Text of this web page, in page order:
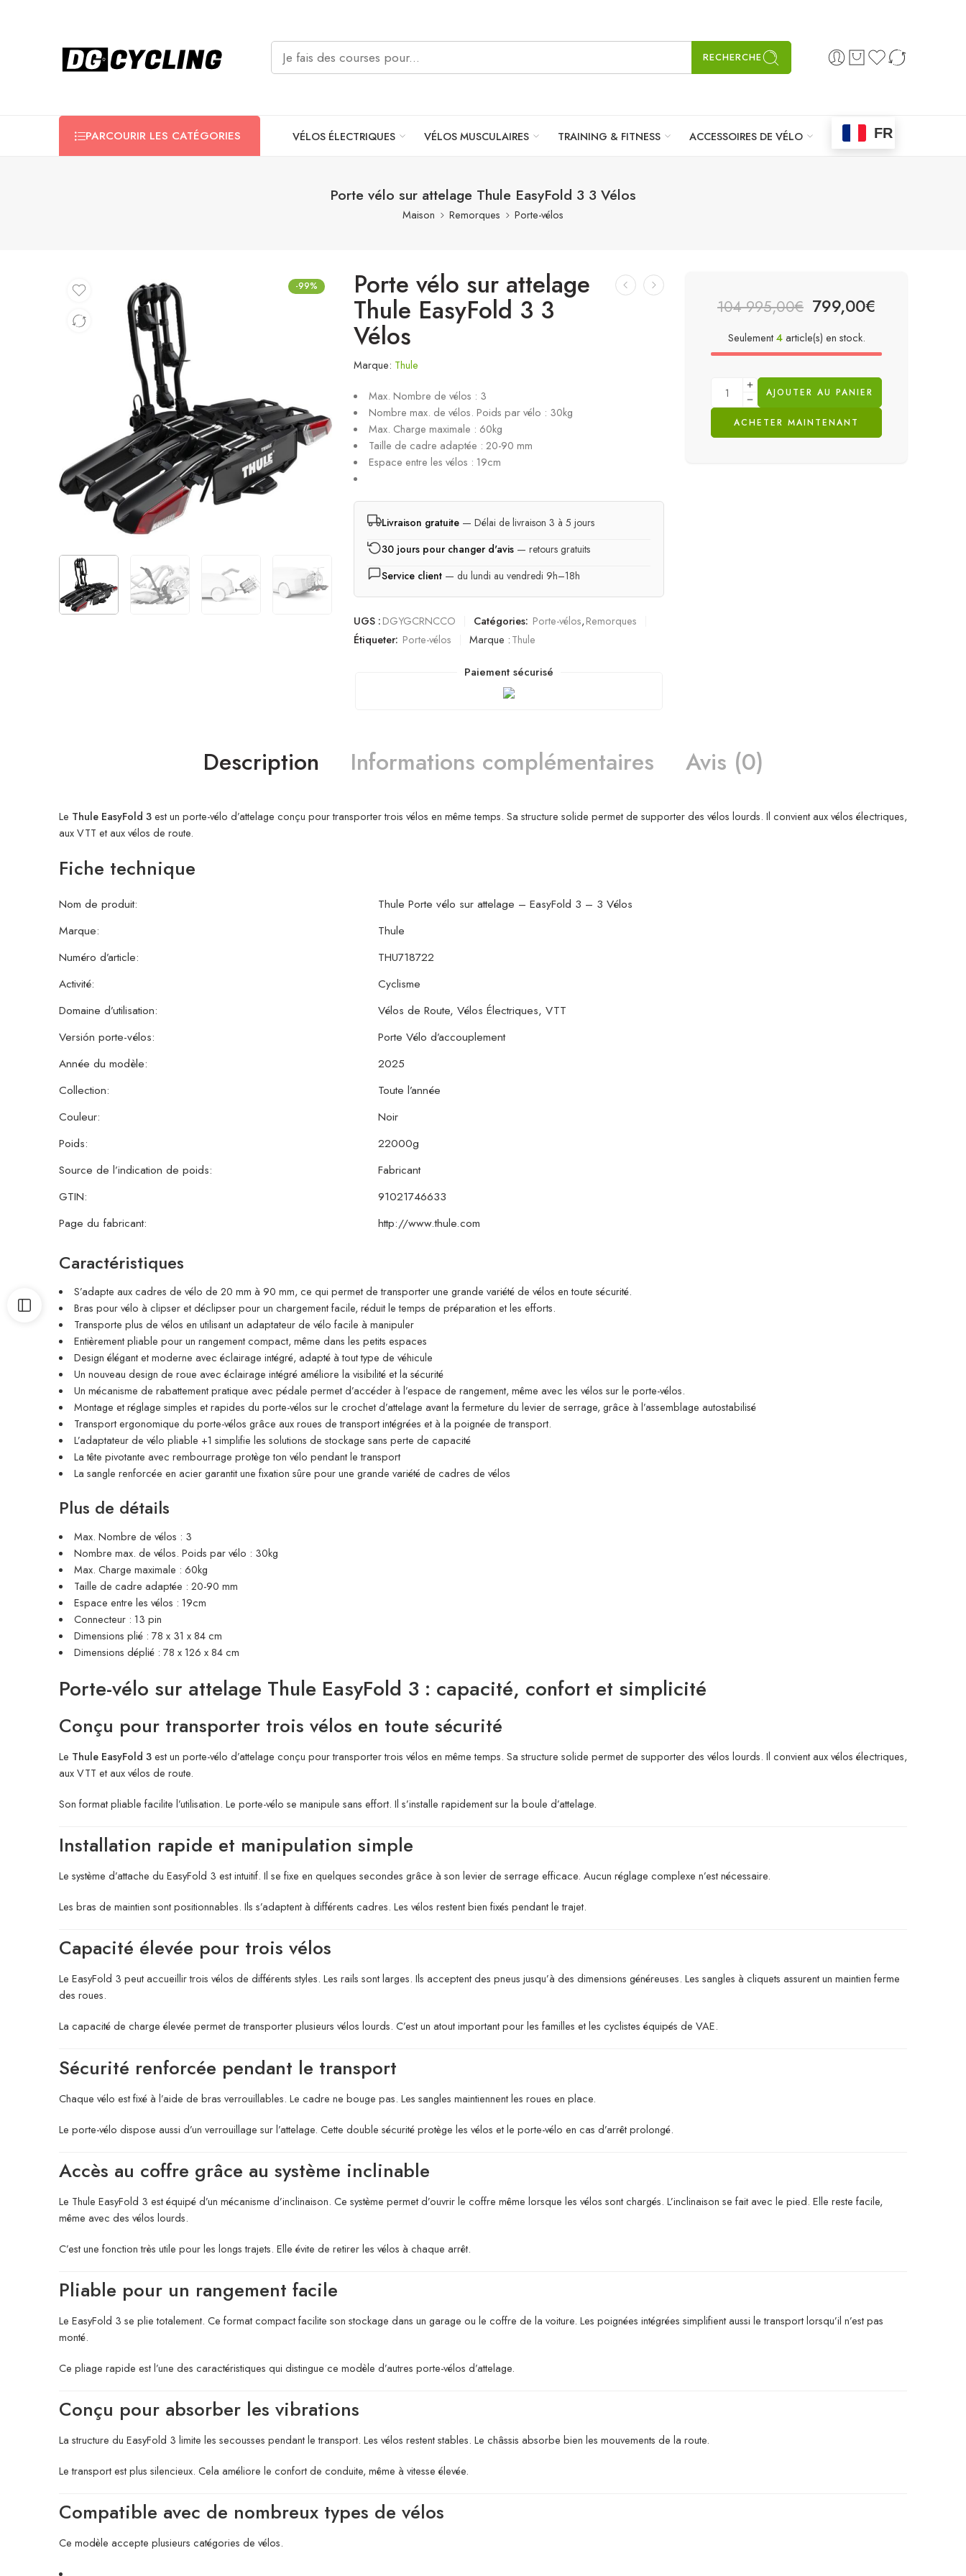
RECHERCHE
PARCOURIR LES CATÉGORIES VÉLOS ÉLECTRIQUES VÉLOS MUSCULAIRES TRAINING & FITNESS ACCESSOIRES DE VÉLO FR
Porte vélo sur attelage Thule EasyFold 3 3 Vélos
Maison Remorques Porte-vélos
-99% Porte vélo sur attelage
Thule EasyFold 3 3
Vélos
Marque: Thule
Max. Nombre de vélos : 3
Nombre max. de vélos. Poids par vélo : 30kg
Max. Charge maximale : 60kg
Taille de cadre adaptée : 20-90 mm
Espace entre les vélos : 19cm
Livraison gratuite — Délai de livraison 3 à 5 jours
30 jours pour changer d'avis — retours gratuits
Service client — du lundi au vendredi 9h–18h
UGS :DGYGCRNCCO Catégories: Porte-vélos,Remorques
Étiqueter: Porte-vélos Marque :Thule
Paiement sécurisé
104 995,00€ 799,00€
Seulement4article(s) en stock.
AJOUTER AU PANIER
ACHETER MAINTENANT
Description Informations complémentaires Avis (0)
Le Thule EasyFold 3est un porte-vélo d’attelage conçu pour transporter trois vélos en même temps. Sa structure solide permet de supporter des vélos lourds. Il convient aux vélos électriques,
aux VTT et aux vélos de route.
Fiche technique
Nom de produit:
Thule Porte vélo sur attelage – EasyFold 3 – 3 Vélos
Marque:
Thule
Numéro d’article:
THU718722
Activité:
Cyclisme
Domaine d’utilisation:
Vélos de Route, Vélos Électriques, VTT
Versión porte-vélos:
Porte Vélo d’accouplement
Année du modèle:
2025
Collection:
Toute l’année
Couleur:
Noir
Poids:
22000g
Source de l’indication de poids:
Fabricant
GTIN:
91021746633
Page du fabricant:
http://www.thule.com
Caractéristiques
S’adapte aux cadres de vélo de 20 mm à 90 mm, ce qui permet de transporter une grande variété de vélos en toute sécurité.
Bras pour vélo à clipser et déclipser pour un chargement facile, réduit le temps de préparation et les efforts.
Transporte plus de vélos en utilisant un adaptateur de vélo facile à manipuler
Entièrement pliable pour un rangement compact, même dans les petits espaces
Design élégant et moderne avec éclairage intégré, adapté à tout type de véhicule
Un nouveau design de roue avec éclairage intégré améliore la visibilité et la sécurité
Un mécanisme de rabattement pratique avec pédale permet d’accéder à l’espace de rangement, même avec les vélos sur le porte-vélos.
Montage et réglage simples et rapides du porte-vélos sur le crochet d’attelage avant la fermeture du levier de serrage, grâce à l’assemblage autostabilisé
Transport ergonomique du porte-vélos grâce aux roues de transport intégrées et à la poignée de transport.
L’adaptateur de vélo pliable +1 simplifie les solutions de stockage sans perte de capacité
La tête pivotante avec rembourrage protège ton vélo pendant le transport
La sangle renforcée en acier garantit une fixation sûre pour une grande variété de cadres de vélos
Plus de détails
Max. Nombre de vélos : 3
Nombre max. de vélos. Poids par vélo : 30kg
Max. Charge maximale : 60kg
Taille de cadre adaptée : 20-90 mm
Espace entre les vélos : 19cm
Connecteur : 13 pin
Dimensions plié : 78 x 31 x 84 cm
Dimensions déplié : 78 x 126 x 84 cm
Porte-vélo sur attelage Thule EasyFold 3 : capacité, confort et simplicité
Conçu pour transporter trois vélos en toute sécurité
Le Thule EasyFold 3est un porte-vélo d’attelage conçu pour transporter trois vélos en même temps. Sa structure solide permet de supporter des vélos lourds. Il convient aux vélos électriques,
aux VTT et aux vélos de route.
Son format pliable facilite l’utilisation. Le porte-vélo se manipule sans effort. Il s’installe rapidement sur la boule d’attelage.
Installation rapide et manipulation simple
Le système d’attache du EasyFold 3 est intuitif. Il se fixe en quelques secondes grâce à son levier de serrage efficace. Aucun réglage complexe n’est nécessaire.
Les bras de maintien sont positionnables. Ils s’adaptent à différents cadres. Les vélos restent bien fixés pendant le trajet.
Capacité élevée pour trois vélos
Le EasyFold 3 peut accueillir trois vélos de différents styles. Les rails sont larges. Ils acceptent des pneus jusqu’à des dimensions généreuses. Les sangles à cliquets assurent un maintien ferme
des roues.
La capacité de charge élevée permet de transporter plusieurs vélos lourds. C’est un atout important pour les familles et les cyclistes équipés de VAE.
Sécurité renforcée pendant le transport
Chaque vélo est fixé à l’aide de bras verrouillables. Le cadre ne bouge pas. Les sangles maintiennent les roues en place.
Le porte-vélo dispose aussi d’un verrouillage sur l’attelage. Cette double sécurité protège les vélos et le porte-vélo en cas d’arrêt prolongé.
Accès au coffre grâce au système inclinable
Le Thule EasyFold 3 est équipé d’un mécanisme d’inclinaison. Ce système permet d’ouvrir le coffre même lorsque les vélos sont chargés. L’inclinaison se fait avec le pied. Elle reste facile,
même avec des vélos lourds.
C’est une fonction très utile pour les longs trajets. Elle évite de retirer les vélos à chaque arrêt.
Pliable pour un rangement facile
Le EasyFold 3 se plie totalement. Ce format compact facilite son stockage dans un garage ou le coffre de la voiture. Les poignées intégrées simplifient aussi le transport lorsqu’il n’est pas
monté.
Ce pliage rapide est l’une des caractéristiques qui distingue ce modèle d’autres porte-vélos d’attelage.
Conçu pour absorber les vibrations
La structure du EasyFold 3 limite les secousses pendant le transport. Les vélos restent stables. Le châssis absorbe bien les mouvements de la route.
Le transport est plus silencieux. Cela améliore le confort de conduite, même à vitesse élevée.
Compatible avec de nombreux types de vélos
Ce modèle accepte plusieurs catégories de vélos.